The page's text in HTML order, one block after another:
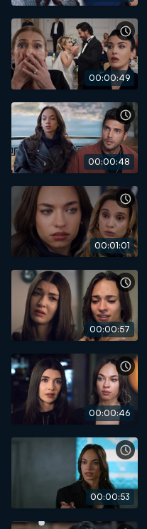
00:00:49
00:00:48
00:01:01
00:00:57
00:00:46
00:00:53